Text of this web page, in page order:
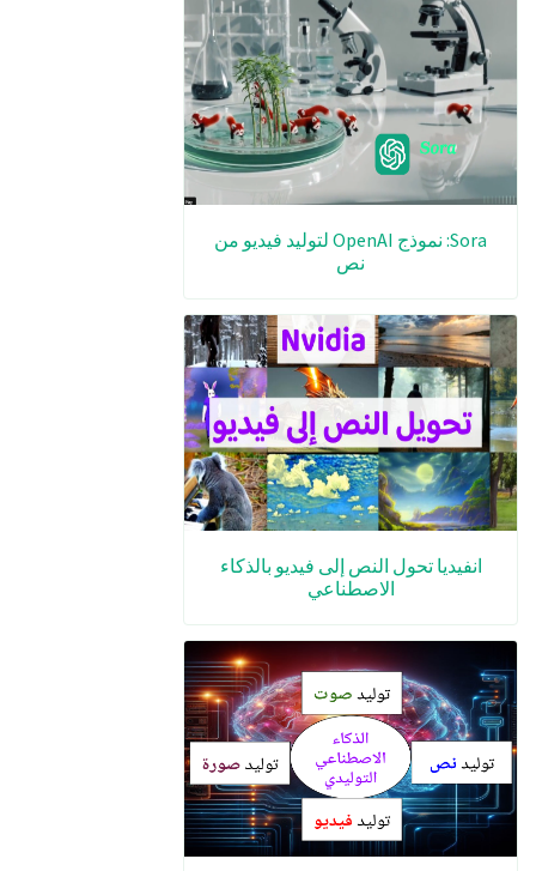
Sora: نموذج OpenAI لتوليد فيديو من
نص
انفيديا تحول النص إلى فيديو بالذكاء
الاصطناعي